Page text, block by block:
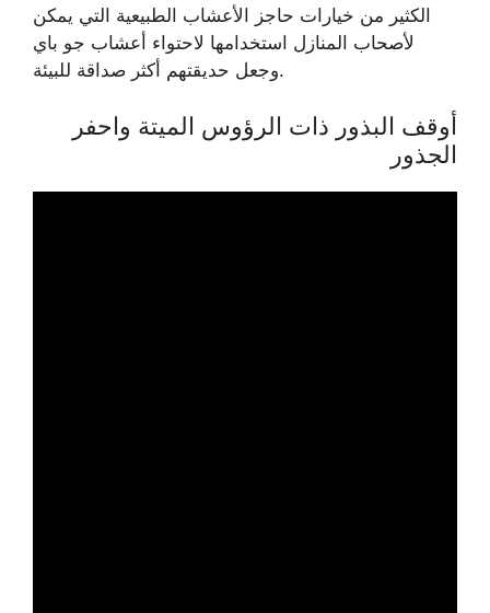
الكثير من خيارات حاجز الأعشاب الطبيعية التي يمكن
لأصحاب المنازل استخدامها لاحتواء أعشاب جو باي
وجعل حديقتهم أكثر صداقة للبيئة.
أوقف البذور ذات الرؤوس الميتة واحفر
الجذور